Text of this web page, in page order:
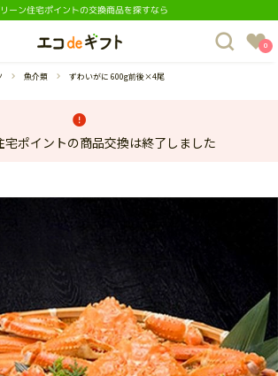
ーン住宅ポイントの交換商品を探すなら
0
ト
魚介類 ずわいがに 600g前後×4尾
宅ポイントの商品交換は終了しました